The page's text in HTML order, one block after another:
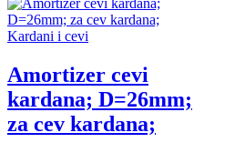
Kardani i cevi
Amortizer cevi
kardana; D=26mm;
za cev kardana;